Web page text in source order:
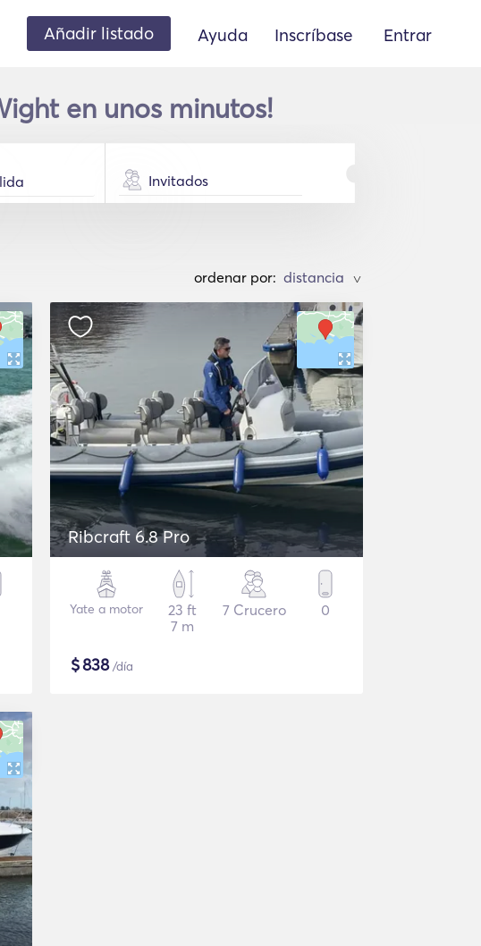
Añadir listado Ayuda Inscríbase Entrar
en unos minutos!
Invitados
ordenar por: >
Ribcraft 6.8 Pro
Yate a motor
23 ft
7 m
7 Crucero 0
$838/día